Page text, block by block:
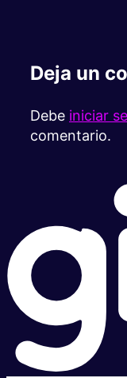
Deja un
Debe iniciar
comentario.